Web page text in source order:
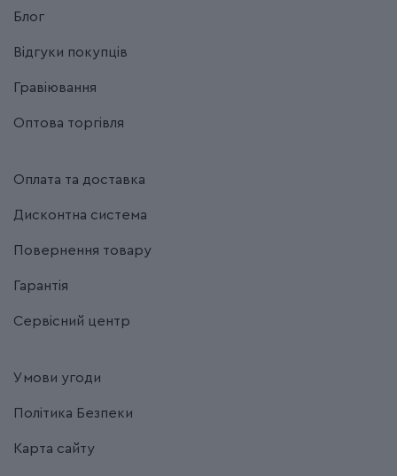
Блог
Відгуки покупців
Гравіювання
Оптова торгівля
Оплата та доставка
Дисконтна система
Повернення товару
Гарантія
Сервісний центр
Умови угоди
Політика Безпеки
Карта сайту